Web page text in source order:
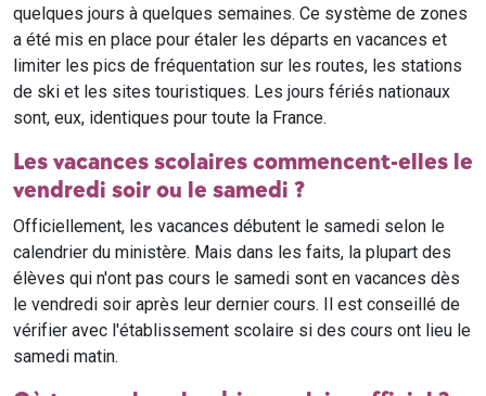
quelques jours à quelques semaines. Ce système de zones
a été mis en place pour étaler les départs en vacances et
limiter les pics de fréquentation sur les routes, les stations
de ski et les sites touristiques. Les jours fériés nationaux
sont, eux, identiques pour toute la France.
Les vacances scolaires commencent-elles le
vendredi soir ou le samedi ?
Officiellement, les vacances débutent le samedi selon le
calendrier du ministère. Mais dans les faits, la plupart des
élèves qui n'ont pas cours le samedi sont en vacances dès
le vendredi soir après leur dernier cours. Il est conseillé de
vérifier avec l'établissement scolaire si des cours ont lieu le
samedi matin.